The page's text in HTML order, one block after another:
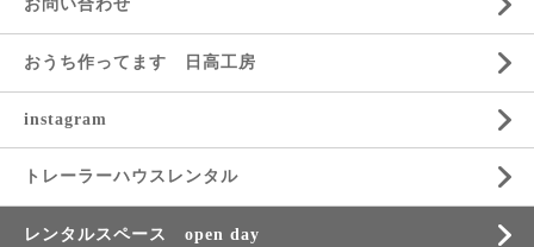
お問い合わせ
おうち作ってます 日高工房
instagram
トレーラーハウスレンタル
レンタルスペース open day